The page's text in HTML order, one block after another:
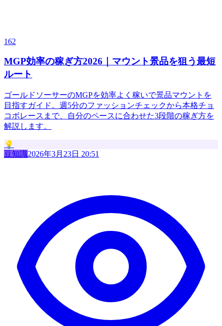
162
MGP効率の稼ぎ方2026｜マウント景品を狙う最短
ルート
ゴールドソーサーのMGPを効率よく稼いで景品マウントを
目指すガイド。週5分のファッションチェックから本格チョ
コボレースまで、自分のペースに合わせた3段階の稼ぎ方を
解説します。
💡
豆知識2026年3月23日 20:51